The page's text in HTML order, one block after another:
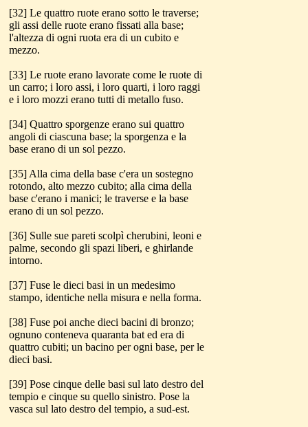
[32] Le quattro ruote erano sotto le traverse;
gli assi delle ruote erano fissati alla base;
l'altezza di ogni ruota era di un cubito e
mezzo.
[33] Le ruote erano lavorate come le ruote di
un carro; i loro assi, i loro quarti, i loro raggi
e i loro mozzi erano tutti di metallo fuso.
[34] Quattro sporgenze erano sui quattro
angoli di ciascuna base; la sporgenza e la
base erano di un sol pezzo.
[35] Alla cima della base c'era un sostegno
rotondo, alto mezzo cubito; alla cima della
base c'erano i manici; le traverse e la base
erano di un sol pezzo.
[36] Sulle sue pareti scolpì cherubini, leoni e
palme, secondo gli spazi liberi, e ghirlande
intorno.
[37] Fuse le dieci basi in un medesimo
stampo, identiche nella misura e nella forma.
[38] Fuse poi anche dieci bacini di bronzo;
ognuno conteneva quaranta bat ed era di
quattro cubiti; un bacino per ogni base, per le
dieci basi.
[39] Pose cinque delle basi sul lato destro del
tempio e cinque su quello sinistro. Pose la
vasca sul lato destro del tempio, a sud-est.